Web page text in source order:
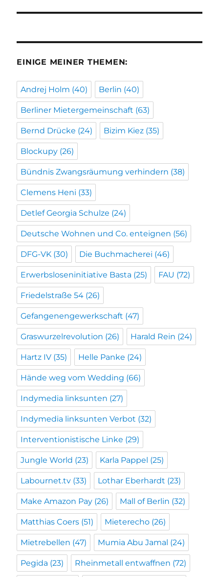
EINIGE MEINER THEMEN:
Andrej Holm (40) Berlin (40)
Berliner Mietergemeinschaft (63)
Bernd Drücke (24) Bizim Kiez (35)
Blockupy (26)
Bündnis Zwangsräumung verhindern (38)
Clemens Heni (33)
Detlef Georgia Schulze (24)
Deutsche Wohnen und Co. enteignen (56)
DFG-VK (30) Die Buchmacherei (46)
Erwerbsloseninitiative Basta (25) FAU (72)
Friedelstraße 54 (26)
Gefangenengewerkschaft (47)
Graswurzelrevolution (26) Harald Rein (24)
Hartz IV (35) Helle Panke (24)
Hände weg vom Wedding (66)
Indymedia linksunten (27)
Indymedia linksunten Verbot (32)
Interventionistische Linke (29)
Jungle World (23) Karla Pappel (25)
Labournet.tv (33) Lothar Eberhardt (23)
Make Amazon Pay (26) Mall of Berlin (32)
Matthias Coers (51) Mieterecho (26)
Mietrebellen (47) Mumia Abu Jamal (24)
Pegida (23) Rheinmetall entwaffnen (72)